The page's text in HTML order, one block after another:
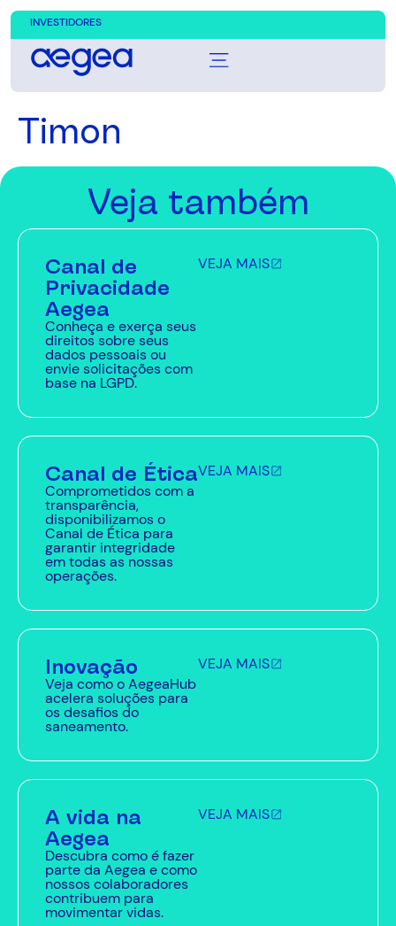
INVESTIDORES
Timon
Veja também
Canal de
Privacidade
Aegea
Conheça e exerça seus
direitos sobre seus
dados pessoais ou
envie solicitações com
base na LGPD.
VEJA MAIS
Canal de Ética
Comprometidos com a
transparência,
disponibilizamos o
Canal de Ética para
garantir integridade
em todas as nossas
operações.
VEJA MAIS
Inovação
Veja como o AegeaHub
acelera soluções para
os desafios do
saneamento.
VEJA MAIS
A vida na
Aegea
Descubra como é fazer
parte da Aegea e como
nossos colaboradores
contribuem para
movimentar vidas.
VEJA MAIS